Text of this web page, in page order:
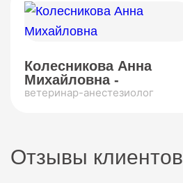
Колесникова Анна
Михайловна -
ветеринар-анестезиолог
Отзывы клиентов